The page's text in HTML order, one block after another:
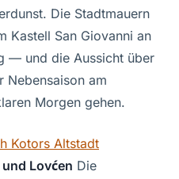
Die Stadtmauern
Kastell San Giovanni an
— und die Aussicht über
Nebensaison am
Morgen gehen.
Kotors Altstadt
Lovćen Die